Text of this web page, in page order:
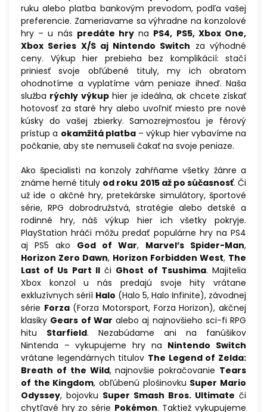
ruku alebo platba bankovým prevodom, podľa vašej
preferencie. Zameriavame sa výhradne na konzolové
hry – u nás predáte hry na PS4, PS5, Xbox One,
Xbox Series X/S aj Nintendo Switch za výhodné
ceny. Výkup hier prebieha bez komplikácií: stačí
priniesť svoje obľúbené tituly, my ich obratom
ohodnotíme a vyplatíme vám peniaze ihneď. Naša
služba rýchly výkuphier je ideálna, ak chcete získať
hotovosť za staré hry alebo uvoľniť miesto pre nové
kúsky do vašej zbierky. Samozrejmosťou je férový
prístup a okamžitá platba– výkup hier vybavíme na
počkanie, aby ste nemuseli čakať na svoje peniaze.
Ako špecialisti na konzoly zahŕňame všetky žánre a
známe herné tituly od roku 2015 až po súčasnosť. Či
už ide o akčné hry, pretekárske simulátory, športové
série, RPG dobrodružstvá, stratégie alebo detské a
rodinné hry, náš výkup hier ich všetky pokryje.
PlayStation hráči môžu predať populárne hry na PS4
aj PS5 ako God of War, Marvel’s Spider-Man,
Horizon Zero Dawn, Horizon Forbidden West, The
Last of Us Part IIči Ghost of Tsushima. Majitelia
Xbox konzol u nás predajú svoje hity vrátane
exkluzívnych sérií Halo (Halo 5, Halo Infinite), závodnej
série Forza(Forza Motorsport, Forza Horizon), akčnej
klasiky Gears of War alebo aj najnovšieho sci-fi RPG
hitu Starfield. Nezabúdame ani na fanúšikov
Nintenda – vykupujeme hry na Nintendo Switch
vrátane legendárnych titulov The Legend of Zelda:
Breath of the Wild, najnovšie pokračovanie Tears
of the Kingdom, obľúbenú plošinovku Super Mario
Odyssey, bojovku Super Smash Bros. Ultimate či
chytľavé hry zo série Pokémon. Taktiež vykupujeme